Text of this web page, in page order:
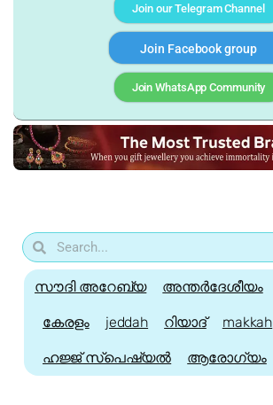
Join our Telegram Channel
Join Facebook group
Join WhatsApp Community
സൗദി അറേബ്യ അന്തർദേശീയം
കേരളം jeddah റിയാദ് makkah
ഹജ്ജ്‌ സ്പെഷ്യൽ ആരോഗ്യം